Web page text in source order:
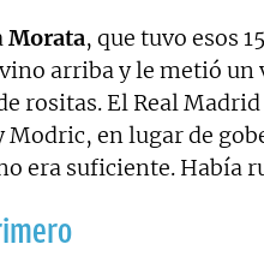
Morata, que tuvo esos
vino arriba y le metió un
rositas. El Real
Modric, en lugar de
era suficiente. Había